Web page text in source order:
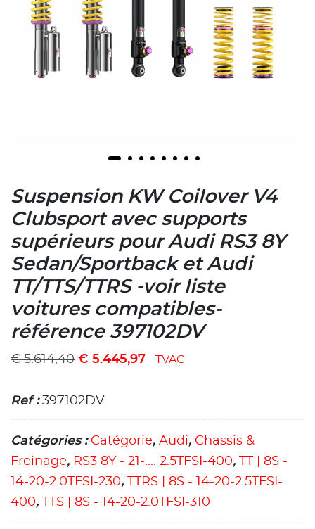
Suspension KW Coilover V4
Clubsport avec supports
supérieurs pour Audi RS3 8Y
Sedan/Sportback et Audi
TT/TTS/TTRS -voir liste
voitures compatibles-
référence 397102DV
€5.614,40 € 5.445,97 TVAC
Ref :397102DV
Catégories : Catégorie, Audi, Chassis &
Freinage, RS3 8Y - 21-.... 2.5TFSI-400,
TT | 8S -
14-20-2.0TFSI-230,
TTRS | 8S - 14-20-2.5TFSI-
400, TTS | 8S - 14-20-2.0TFSI-310